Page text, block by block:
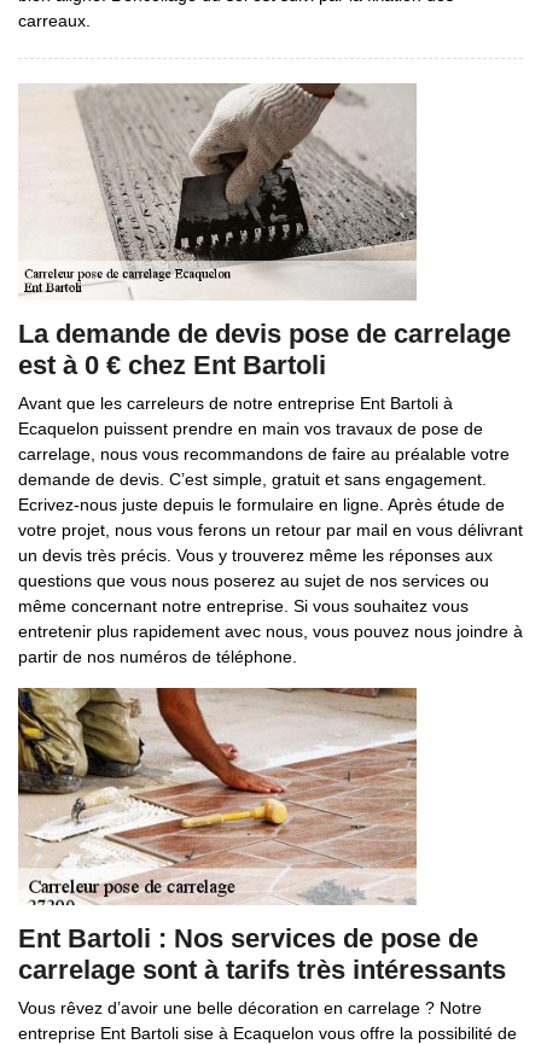
carreaux.
La demande de devis pose de carrelage
est à 0 € chez Ent Bartoli
Avant que les carreleurs de notre entreprise Ent Bartoli à
Ecaquelon puissent prendre en main vos travaux de pose de
carrelage, nous vous recommandons de faire au préalable votre
demande de devis. C’est simple, gratuit et sans engagement.
Ecrivez-nous juste depuis le formulaire en ligne. Après étude de
votre projet, nous vous ferons un retour par mail en vous délivrant
un devis très précis. Vous y trouverez même les réponses aux
questions que vous nous poserez au sujet de nos services ou
même concernant notre entreprise. Si vous souhaitez vous
entretenir plus rapidement avec nous, vous pouvez nous joindre à
partir de nos numéros de téléphone.
Ent Bartoli : Nos services de pose de
carrelage sont à tarifs très intéressants
Vous rêvez d’avoir une belle décoration en carrelage ? Notre
entreprise Ent Bartoli sise à Ecaquelon vous offre la possibilité de